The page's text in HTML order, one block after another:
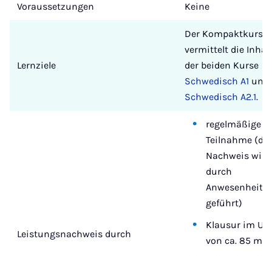
Voraussetzungen Keine
Lernziele
Der Kompaktkurs
vermittelt die
der beiden Kurse
Schwedisch A1 und
Schwedisch A2.1.
Leistungsnachweis durch
regelmäßige
Teilnahme (der
Nachweis wird
durch
geführt)
Klausur im
von ca. 85 min